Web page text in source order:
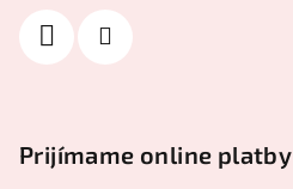
Prijímame online platby